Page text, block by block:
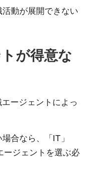
動が展開できない
が得意な
ージェントによっ
合なら、「IT」
ージェントを選ぶ必